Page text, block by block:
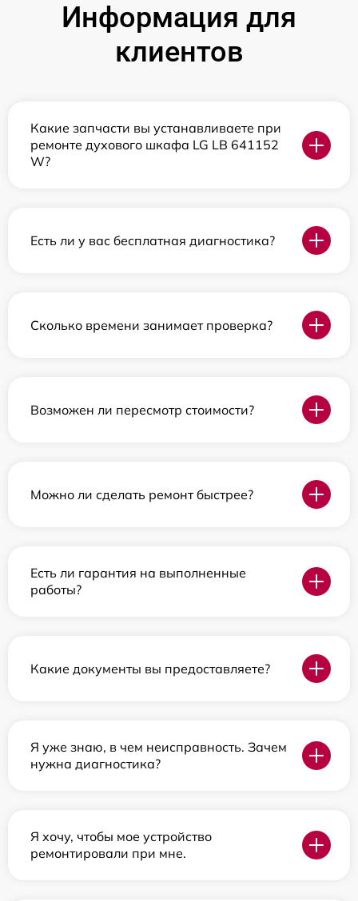
Информация для
клиентов
Какие запчасти вы устанавливаете при
ремонте духового шкафа LG LB 641152
W?
Есть ли у вас бесплатная диагностика?
Сколько времени занимает проверка?
Возможен ли пересмотр стоимости?
Можно ли сделать ремонт быстрее?
Есть ли гарантия на выполненные
работы?
Какие документы вы предоставляете?
Я уже знаю, в чем неисправность. Зачем
нужна диагностика?
Я хочу, чтобы мое устройство
ремонтировали при мне.